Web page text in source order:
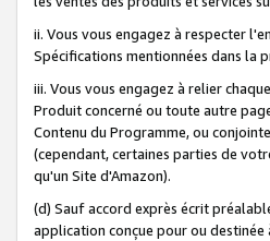
ii. Vous vous engagez à respecter
Spécifications mentionnées dans la
iii. Vous vous engagez à relier
Produit concerné ou toute autre
Contenu du Programme, ou
(cependant, certaines parties de
qu'un Site d'Amazon).
(d) Sauf accord exprès écrit
application conçue pour ou